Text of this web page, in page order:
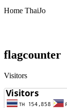
Home ThaiJo
flagcounter
Visitors